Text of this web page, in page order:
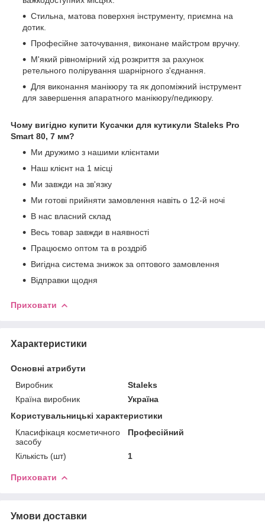
Стильна, матова поверхня інструменту, приємна на
дотик.
Професійне заточування, виконане майстром вручну.
М'який рівномірний хід розкриття за рахунок
ретельного полірування шарнірного з'єднання.
Для виконання манікюру та як допоміжний інструмент
для завершення апаратного манікюру/педикюру.
Чому вигідно купити Кусачки для кутикули Staleks Pro
Smart 80, 7 мм?
Ми дружимо з нашими клієнтами
Наш клієнт на 1 місці
Ми завжди на зв'язку
Ми готові прийняти замовлення навіть о 12-й ночі
В нас власний склад
Весь товар завжди в наявності
Працюємо оптом та в роздріб
Вигідна система знижок за оптового замовлення
Відправки щодня
Приховати
Характеристики
Основні атрибути
Виробник
Staleks
Країна виробник
Україна
Користувальницькі характеристики
Класифікаця косметичного
засобу
Професійний
Кількість (шт) 1
Приховати
Умови доставки